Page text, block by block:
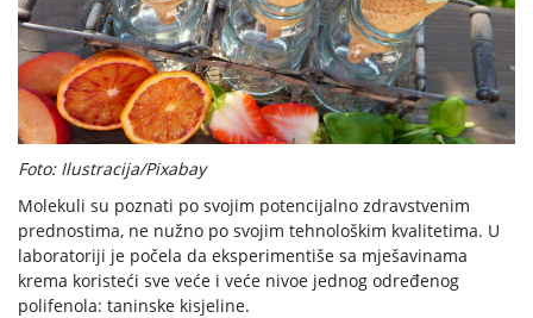
Foto: Ilustracija/Pixabay
Molekuli su poznati po svojim potencijalno zdravstvenim
prednostima, ne nužno po svojim tehnološkim kvalitetima. U
laboratoriji je počela da eksperimentiše sa mješavinama
krema koristeći sve veće i veće nivoe jednog određenog
polifenola: taninske kisjeline.